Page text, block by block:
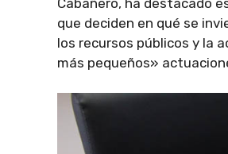
que deciden en qué se
los recursos públicos y la
más pequeños»